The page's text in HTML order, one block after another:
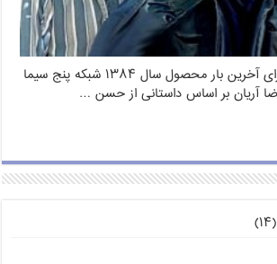
مجموعه تلویزیونی برای آخرین بار محصول سال ۱۳۸۴ شبکه پنج سیما
آریان بر اساس داستانی از حسن …
(۱۴)